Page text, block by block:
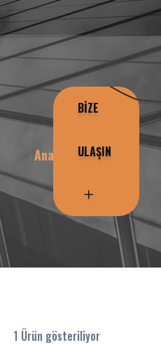
BİZE
ULAŞIN
Anasayfa
1 Ürün gösteriliyor